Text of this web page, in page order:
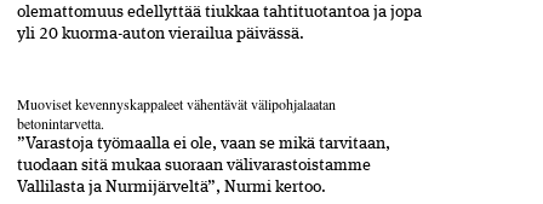
olemattomuus edellyttää tiukkaa tahtituotantoa ja jopa
yli 20 kuorma-auton vierailua päivässä.
Muoviset kevennyskappaleet vähentävät välipohjalaatan
betonintarvetta.
”Varastoja työmaalla ei ole, vaan se mikä tarvitaan,
tuodaan sitä mukaa suoraan välivarastoistamme
Vallilasta ja Nurmijärveltä”, Nurmi kertoo.